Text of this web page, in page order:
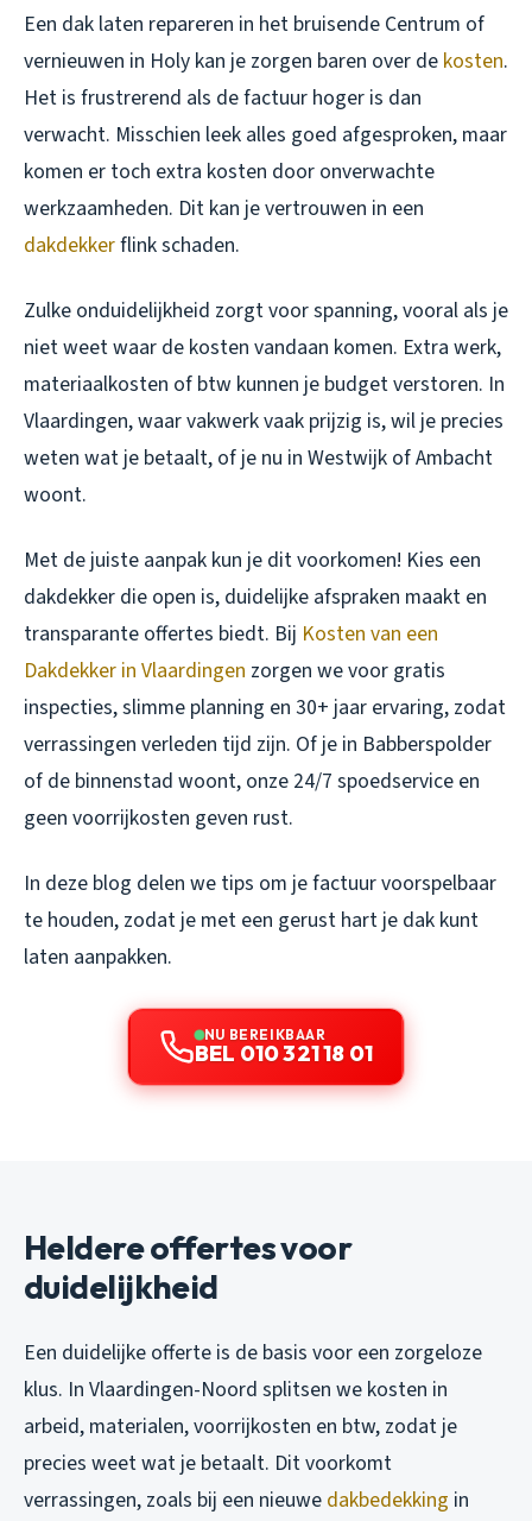
Een dak laten repareren in het bruisende Centrum of
vernieuwen in Holy kan je zorgen baren over de kosten.
Het is frustrerend als de factuur hoger is dan
verwacht. Misschien leek alles goed afgesproken, maar
komen er toch extra kosten door onverwachte
werkzaamheden. Dit kan je vertrouwen in een
dakdekkerflink schaden.
Zulke onduidelijkheid zorgt voor spanning, vooral als je
niet weet waar de kosten vandaan komen. Extra werk,
materiaalkosten of btw kunnen je budget verstoren. In
Vlaardingen, waar vakwerk vaak prijzig is, wil je precies
weten wat je betaalt, of je nu in Westwijk of Ambacht
woont.
Met de juiste aanpak kun je dit voorkomen! Kies een
dakdekker die open is, duidelijke afspraken maakt en
transparante offertes biedt. Bij Kosten van een
Dakdekker in Vlaardingen zorgen we voor gratis
inspecties, slimme planning en 30+ jaar ervaring, zodat
verrassingen verleden tijd zijn. Of je in Babberspolder
of de binnenstad woont, onze 24/7 spoedservice en
geen voorrijkosten geven rust.
In deze blog delen we tips om je factuur voorspelbaar
te houden, zodat je met een gerust hart je dak kunt
laten aanpakken.
NU BEREIKBAAR
BEL 010 321 18 01
Heldere offertes voor
duidelijkheid
Een duidelijke offerte is de basis voor een zorgeloze
klus. In Vlaardingen-Noord splitsen we kosten in
arbeid, materialen, voorrijkosten en btw, zodat je
precies weet wat je betaalt. Dit voorkomt
verrassingen, zoals bij een nieuwe dakbedekking in